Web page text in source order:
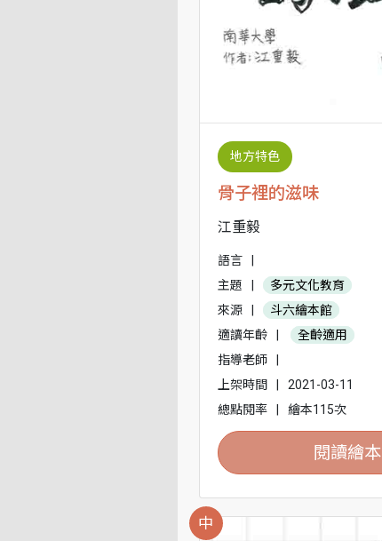
地方特色
骨子裡的滋味
江重毅
語言
主題
多元文化教育
來源
斗六繪本館
適讀年齡
全齡適用
指導老師
上架時間
2021-03-11
總點閱率
繪本115次
閱讀繪本
中